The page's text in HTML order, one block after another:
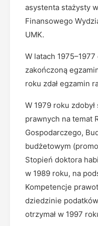
asystenta stażysty
Finansowego
UMK.
W latach
zakończoną
roku zdał egzamin
W 1979 roku
prawnych na temat
Gospodarczego,
budżetowym
Stopień doktora
w 1989 roku, na
Kompetencje
dziedzinie
otrzymał w 1997